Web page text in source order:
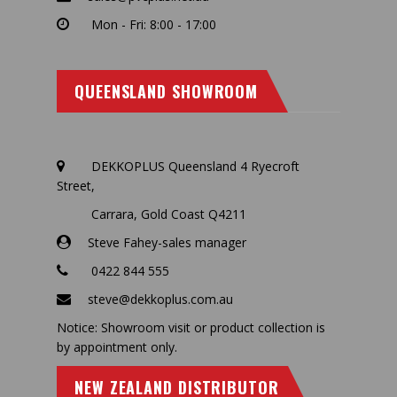
Mon - Fri: 8:00 - 17:00
QUEENSLAND SHOWROOM
DEKKOPLUS Queensland 4 Ryecroft
Street,
Carrara, Gold Coast Q4211
Steve Fahey-sales manager
0422 844 555
steve@dekkoplus.com.au
Notice: Showroom visit or product collection is
by appointment only.
NEW ZEALAND DISTRIBUTOR